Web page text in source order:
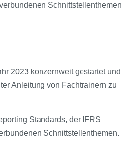
Schnittstellenthemen
2023 konzernweit gestartet und
Anleitung von Fachtrainern zu
Standards, der IFRS
Schnittstellenthemen.